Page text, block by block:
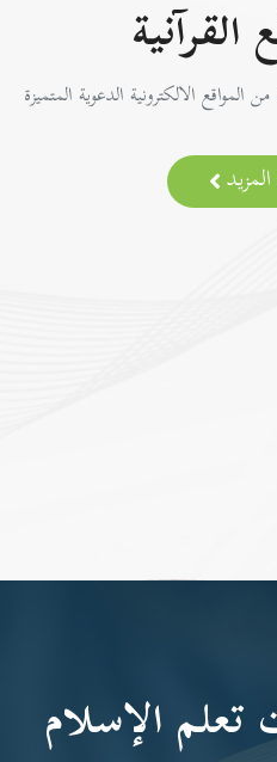
القرآنية
الالكترونية الدعوية المتميزة
الإسلام